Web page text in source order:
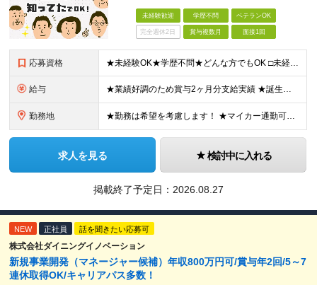
未経験歓迎 学歴不問 ベテランOK
完全週休2日 賞与複数月 面接1回
応募資格 ★未経験OK★学歴不問★どんな方でもOK □未経験・第二新卒・フリーター □ブランクがある方 □転職回数が気になる方 □飲食業界にチャレンジしたい方 「やってみたい」という気持ちがあれば、皆さん大
給与 ★業績好調のため賞与2ヶ月分支給実績 ★誕生日手当など手当充実 ★年2回昇給チャンス有＆入社1年で店長昇格可 ★残業代全額支給（1分単位で支給） 【週休3日制の場合】 月給25万8,960円以上（固
勤務地 ★勤務は希望を考慮します！ ★マイカー通勤可（駐車場完備） ★全国の各店舗で募集中！続々出店予定！ ～国内300店舗、47都道府県への展開を目標に出店中！～ ▼積極採用地域▼ ・中部（富山、石川、
求人を見る 検討中に入れる
掲載終了予定日： 2026.08.27
NEW 正社員 話を聞きたい応募可
株式会社ダイニングイノベーション
新規事業開発（マネージャー候補）年収800万円可/賞与年2回/5～7
連休取得OK/キャリアパス多数！